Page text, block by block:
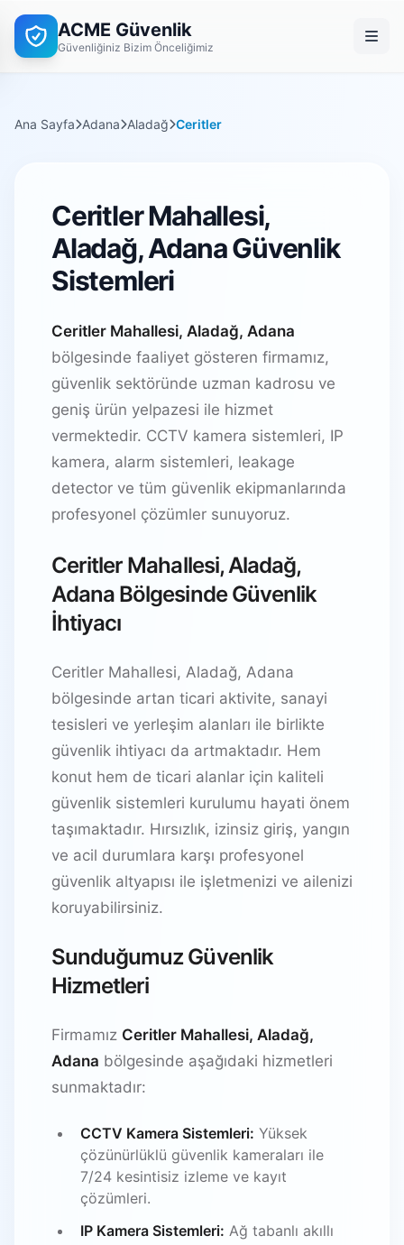
ACME Güvenlik
Güvenliğiniz Bizim Önceliğimiz
Ana Sayfa Adana Aladağ Ceritler
Ceritler Mahallesi,
Aladağ, Adana Güvenlik
Sistemleri
Ceritler Mahallesi, Aladağ, Adana
bölgesinde faaliyet gösteren firmamız,
güvenlik sektöründe uzman kadrosu ve
geniş ürün yelpazesi ile hizmet
vermektedir. CCTV kamera sistemleri, IP
kamera, alarm sistemleri, leakage
detector ve tüm güvenlik ekipmanlarında
profesyonel çözümler sunuyoruz.
Ceritler Mahallesi, Aladağ,
Adana Bölgesinde Güvenlik
İhtiyacı
Ceritler Mahallesi, Aladağ, Adana
bölgesinde artan ticari aktivite, sanayi
tesisleri ve yerleşim alanları ile birlikte
güvenlik ihtiyacı da artmaktadır. Hem
konut hem de ticari alanlar için kaliteli
güvenlik sistemleri kurulumu hayati önem
taşımaktadır. Hırsızlık, izinsiz giriş, yangın
ve acil durumlara karşı profesyonel
güvenlik altyapısı ile işletmenizi ve ailenizi
koruyabilirsiniz.
Sunduğumuz Güvenlik
Hizmetleri
Firmamız Ceritler Mahallesi, Aladağ,
Adana bölgesinde aşağıdaki hizmetleri
sunmaktadır:
CCTV Kamera Sistemleri: Yüksek
çözünürlüklü güvenlik kameraları ile
7/24 kesintisiz izleme ve kayıt
çözümleri.
IP Kamera Sistemleri: Ağ tabanlı akıllı